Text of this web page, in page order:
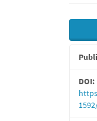
de
DOI: